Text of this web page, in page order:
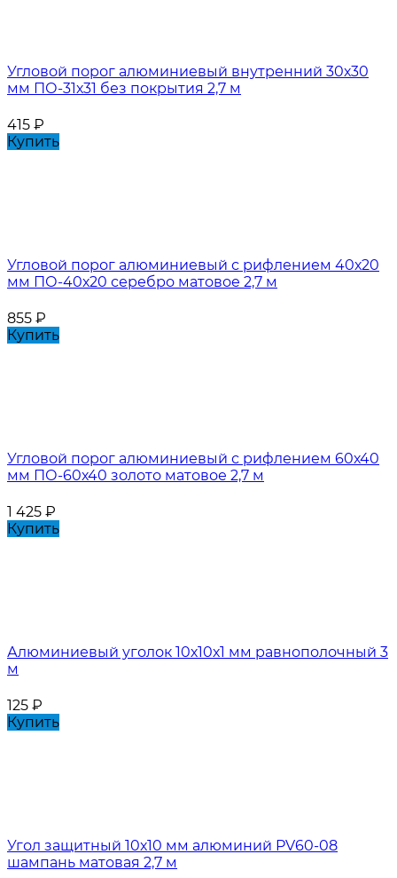
Угловой порог алюминиевый внутренний 30х30
мм ПО-31х31 без покрытия 2,7 м
415 ₽
Купить
Угловой порог алюминиевый с рифлением 40х20
мм ПО-40х20 серебро матовое 2,7 м
855 ₽
Купить
Угловой порог алюминиевый с рифлением 60х40
мм ПО-60х40 золото матовое 2,7 м
1 425 ₽
Купить
Алюминиевый уголок 10х10х1 мм равнополочный 3
м
125 ₽
Купить
Угол защитный 10х10 мм алюминий PV60-08
шампань матовая 2,7 м